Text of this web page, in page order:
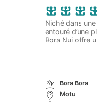
Niché dans
entouré d’une
Bora Nui offre
Bora Bora
Motu